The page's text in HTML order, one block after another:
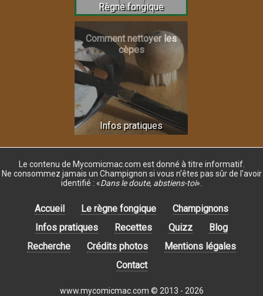
Règne fongique
Infos pratiques
Comment nettoyer les
cèpes
Le contenu de Mycomicmac.com est donné à titre informatif.
Ne consommez jamais un Champignon si vous n'êtes pas sûr de l'avoir
identifié : «Dans le doute, abstiens-toi»
Accueil Le règne fongique
Champignons
Infos pratiques
Recettes Quizz
Blog
Recherche
Crédits photos
Mentions légales
Contact
www.mycomicmac.com © 2013 - 2026